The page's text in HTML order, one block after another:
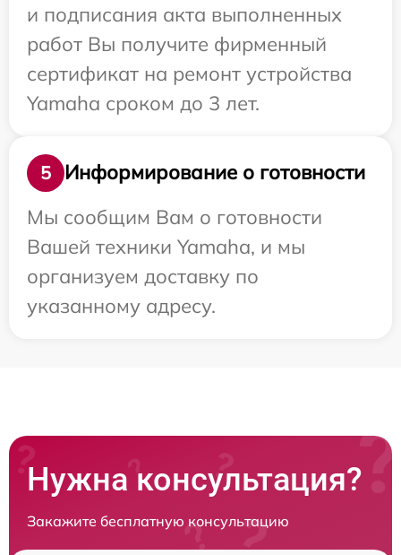
и подписания акта выполненных
работ Вы получите фирменный
сертификат на ремонт устройства
Yamaha сроком до 3 лет.
5
Информирование о готовности
Мы сообщим Вам о готовности
Вашей техники Yamaha, и мы
организуем доставку по
указанному адресу.
Нужна консультация?
Закажите бесплатную консультацию